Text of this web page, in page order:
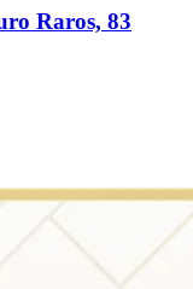
Raros, 83